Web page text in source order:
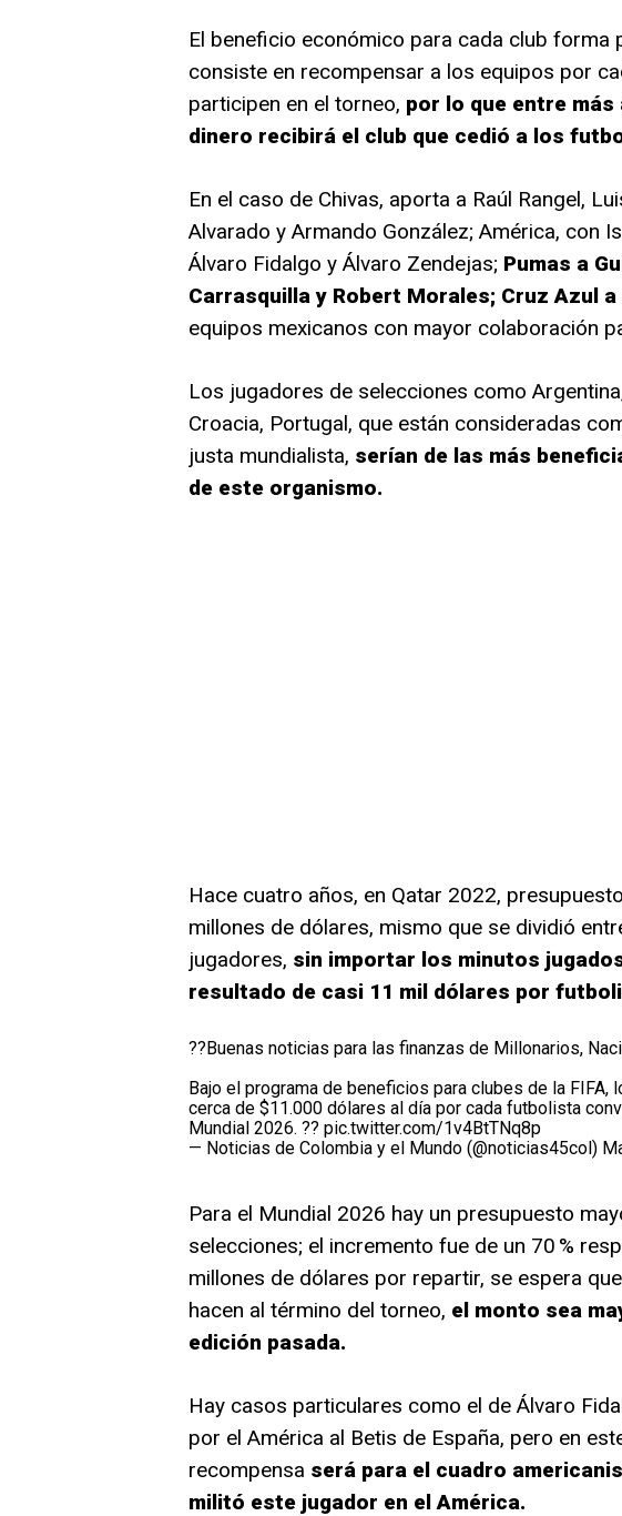
El beneficio económico para cada club forma
consiste en recompensar a los equipos por
participen en el torneo, por lo que entre más
dinero recibirá el club que cedió a los
En el caso de Chivas, aporta a Raúl Rangel,
Alvarado y Armando González; América, con
Álvaro Fidalgo y Álvaro Zendejas; Pumas a
Carrasquilla y Robert Morales; Cruz Azul
equipos mexicanos con mayor colaboración
Los jugadores de selecciones como
Croacia, Portugal, que están consideradas
justa mundialista, serían de las más
de este organismo.
Hace cuatro años, en Qatar 2022,
millones de dólares, mismo que se dividió
jugadores, sin importar los minutos
resultado de casi 11 mil dólares por
??Buenas noticias para las finanzas de Millonarios,
Bajo el programa de beneficios para clubes de la
cerca de $11.000 dólares al día por cada futbolista
Mundial 2026. ?? pic.twitter.com/1v4BtTNq8p
— Noticias de Colombia y el Mundo (@noticias45col)
Para el Mundial 2026 hay un presupuesto
selecciones; el incremento fue de un 70 %
millones de dólares por repartir, se espera
hacen al término del torneo, el monto sea
edición pasada.
Hay casos particulares como el de Álvaro
por el América al Betis de España, pero en
recompensa será para el cuadro
militó este jugador en el América.